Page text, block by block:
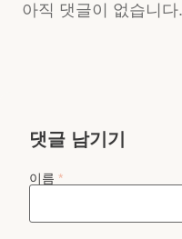
아직 댓글이 없습니
댓글 남기기
이름 *